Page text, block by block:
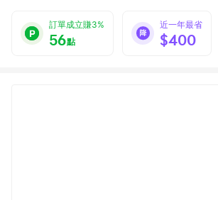
訂單成立賺3%
56點
近一年最省
$400